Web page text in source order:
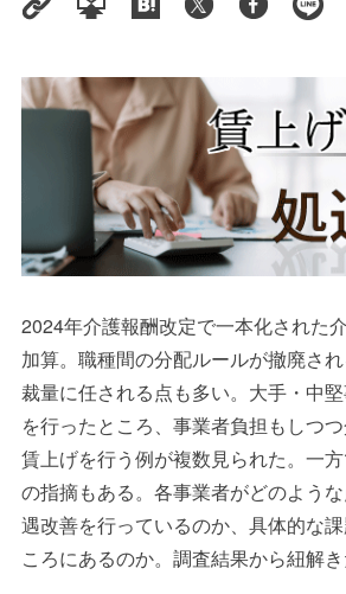
2024年介護報酬改定で一本化された
加算。職種間の分配ルールが撤廃さ
裁量に任される点も多い。大手・中
を行ったところ、事業者負担もしつ
賃上げを行う例が複数見られた。一
の指摘もある。各事業者がどのよう
遇改善を行っているのか、具体的な
ころにあるのか。調査結果から紐解き